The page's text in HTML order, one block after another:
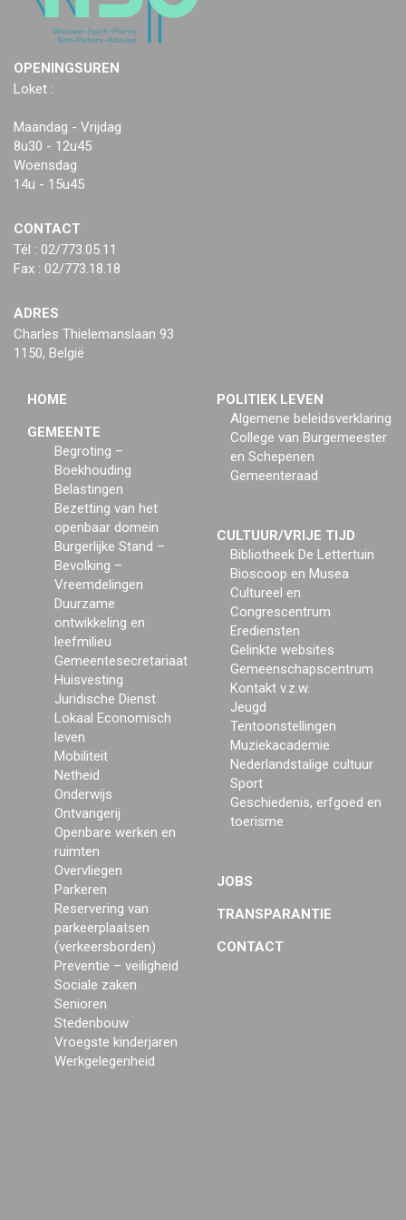
OPENINGSUREN
Loket :
Maandag - Vrijdag
8u30 - 12u45
Woensdag
14u - 15u45
CONTACT
Tél : 02/773.05.11
Fax : 02/773.18.18
ADRES
Charles Thielemanslaan 93
1150, België
HOME
GEMEENTE
Begroting –
Boekhouding
Belastingen
Bezetting van het
openbaar domein
Burgerlijke Stand –
Bevolking –
Vreemdelingen
Duurzame
ontwikkeling en
leefmilieu
Gemeentesecretariaat
Huisvesting
Juridische Dienst
Lokaal Economisch
leven
Mobiliteit
Netheid
Onderwijs
Ontvangerij
Openbare werken en
ruimten
Overvliegen
Parkeren
Reservering van
parkeerplaatsen
(verkeersborden)
Preventie – veiligheid
Sociale zaken
Senioren
Stedenbouw
Vroegste kinderjaren
Werkgelegenheid
POLITIEK LEVEN
Algemene beleidsverklaring
College van Burgemeester
en Schepenen
Gemeenteraad
CULTUUR/VRIJE TIJD
Bibliotheek De Lettertuin
Bioscoop en Musea
Cultureel en
Congrescentrum
Erediensten
Gelinkte websites
Gemeenschapscentrum
Kontakt v.z.w.
Jeugd
Tentoonstellingen
Muziekacademie
Nederlandstalige cultuur
Sport
Geschiedenis, erfgoed en
toerisme
JOBS
TRANSPARANTIE
CONTACT